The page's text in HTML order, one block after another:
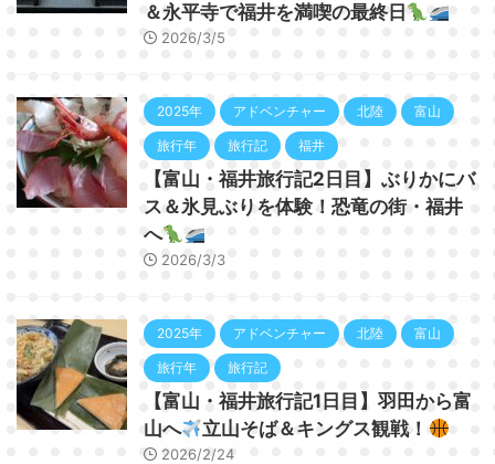
＆永平寺で福井を満喫の最終日
2026/3/5
2025年 アドベンチャー 北陸 富山
旅行年 旅行記 福井
【富山・福井旅行記2日目】ぶりかにバ
ス＆氷見ぶりを体験！恐竜の街・福井
へ
2026/3/3
2025年 アドベンチャー 北陸 富山
旅行年 旅行記
【富山・福井旅行記1日目】羽田から富
山へ
立山そば＆キングス観戦！
2026/2/24